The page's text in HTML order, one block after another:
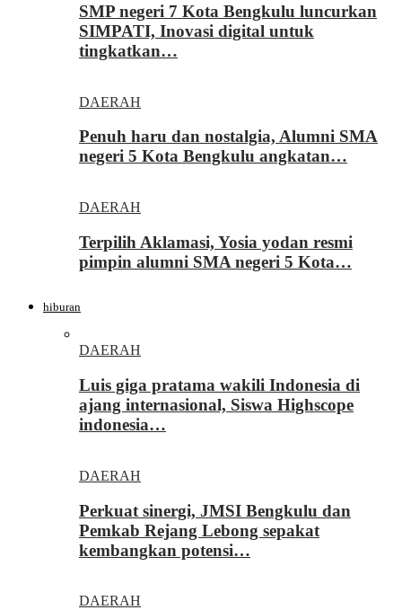
SMP negeri 7 Kota Bengkulu luncurkan
SIMPATI, Inovasi digital untuk
tingkatkan…
DAERAH
Penuh haru dan nostalgia, Alumni SMA
negeri 5 Kota Bengkulu angkatan…
DAERAH
Terpilih Aklamasi, Yosia yodan resmi
pimpin alumni SMA negeri 5 Kota…
hiburan
DAERAH
Luis giga pratama wakili Indonesia di
ajang internasional, Siswa Highscope
indonesia…
DAERAH
Perkuat sinergi, JMSI Bengkulu dan
Pemkab Rejang Lebong sepakat
kembangkan potensi…
DAERAH